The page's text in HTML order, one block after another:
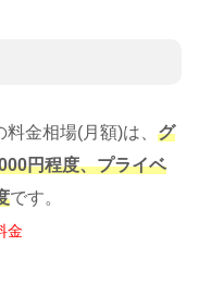
金相場(月額)は、 グ
円程度、プライベ
です。
金